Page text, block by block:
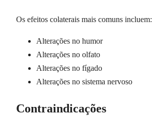
Os efeitos colaterais mais comuns incluem:
Alterações no humor
Alterações no olfato
Alterações no fígado
Alterações no sistema nervoso
Contraindicações